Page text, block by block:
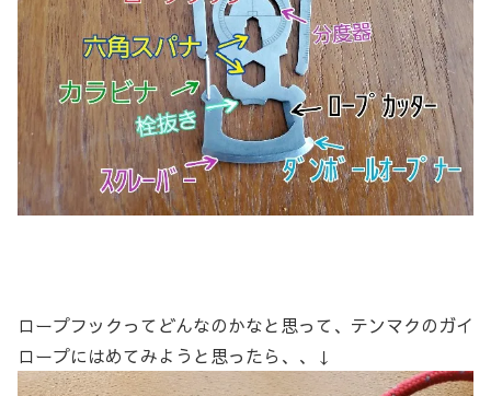
ロープフックってどんなのかなと思って、テンマクのガイ
ロープにはめてみようと思ったら、、↓